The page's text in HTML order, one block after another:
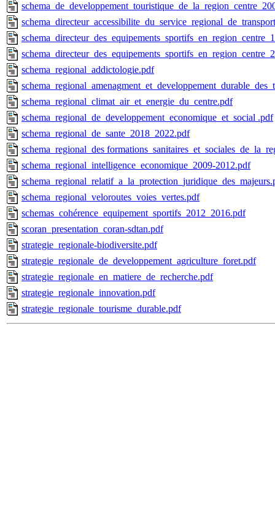
schema_regional_addictologie.pdf
schema_regional_climat_air_et_energie_du_centre.pdf
schema_regional_de_developpement_economique_et_social .pdf
schema_regional_de_sante_2018_2022.pdf
schema_regional_des
schema_regional_intelligence_economique_2009-2012.pdf
schema_regional_veloroutes_voies_vertes.pdf
schemas_cohérence_equipement_sportifs_2012_2016.pdf
scoran_presentation_coran-sdtan.pdf
strategie_regionale-biodiversite.pdf
strategie_regionale_de_developpement_agriculture_foret.pdf
strategie_regionale_en_matiere_de_recherche.pdf
strategie_regionale_innovation.pdf
strategie_regionale_tourisme_durable.pdf